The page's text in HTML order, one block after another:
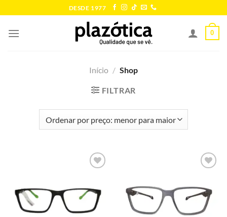
to
content
DESDE 1977
0
Início / Shop
FILTRAR